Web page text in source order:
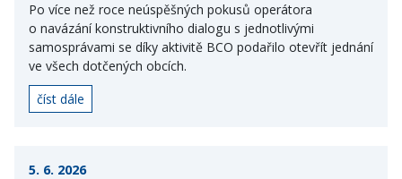
Po více než roce neúspěšných pokusů operátora
o navázání konstruktivního dialogu s jednotlivými
samosprávami se díky aktivitě BCO podařilo otevřít jednání
ve všech dotčených obcích.
číst dále
5. 6. 2026